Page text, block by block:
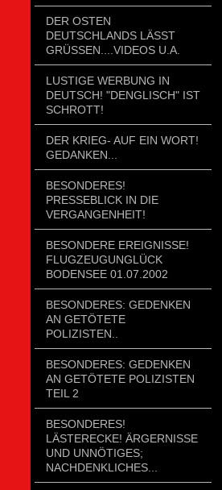
DER OSTEN
DEUTSCHLANDS LÄSST
GRÜSSEN....VIDEOS U.A.
LUSTIGE WERBUNG IN
DEUTSCH! "DENGLISCH" IST
SCHROTT!
DER KRIEG- AUF EIN WORT!
GEDANKEN...
BESONDERES!
PRESSEBLICK IN DIE
VERGANGENHEIT!
BESONDERE EREIGNISSE!
FLUGZEUGUNGLÜCK
BODENSEE 01.07.2002
BESONDERES: GEDENKEN
AN GETÖTETE
POLIZISTEN..
BESONDERES: GEDENKEN
AN GETÖTETE POLIZISTEN
TEIL 2
BESONDERES!
LÄSTERECKE! ÄRGERNISSE
UND UNNÖTIGES;
NACHDENKLICHES...